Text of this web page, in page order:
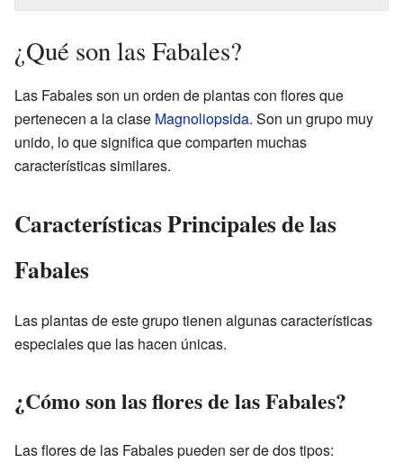
¿Qué son las Fabales?
Las Fabales son un orden de plantas con flores que
pertenecen a la clase Magnoliopsida. Son un grupo muy
unido, lo que significa que comparten muchas
características similares.
Características Principales de las
Fabales
Las plantas de este grupo tienen algunas características
especiales que las hacen únicas.
¿Cómo son las flores de las Fabales?
Las flores de las Fabales pueden ser de dos tipos: